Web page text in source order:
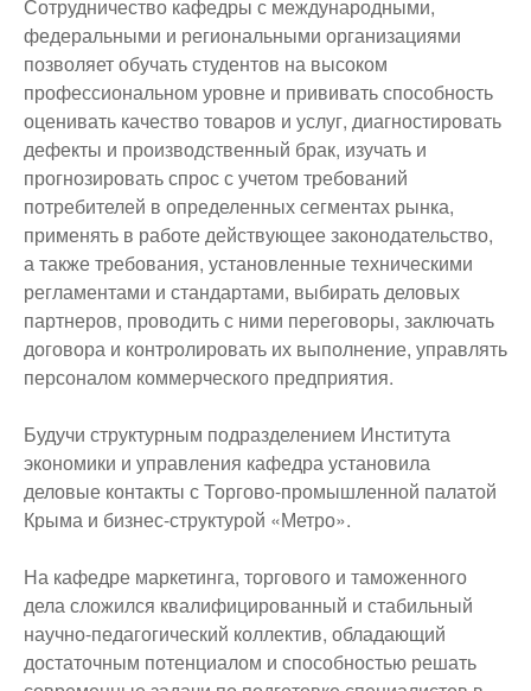
Сотрудничество кафедры с международными,
федеральными и региональными организациями
позволяет обучать студентов на высоком
профессиональном уровне и прививать способность
оценивать качество товаров и услуг, диагностировать
дефекты и производственный брак, изучать и
прогнозировать спрос с учетом требований
потребителей в определенных сегментах рынка,
применять в работе действующее законодательство,
а также требования, установленные техническими
регламентами и стандартами, выбирать деловых
партнеров, проводить с ними переговоры, заключать
договора и контролировать их выполнение, управлять
персоналом коммерческого предприятия.
Будучи структурным подразделением Института
экономики и управления кафедра установила
деловые контакты с Торгово-промышленной палатой
Крыма и бизнес-структурой «Метро».
На кафедре маркетинга, торгового и таможенного
дела сложился квалифицированный и стабильный
научно-педагогический коллектив, обладающий
достаточным потенциалом и способностью решать